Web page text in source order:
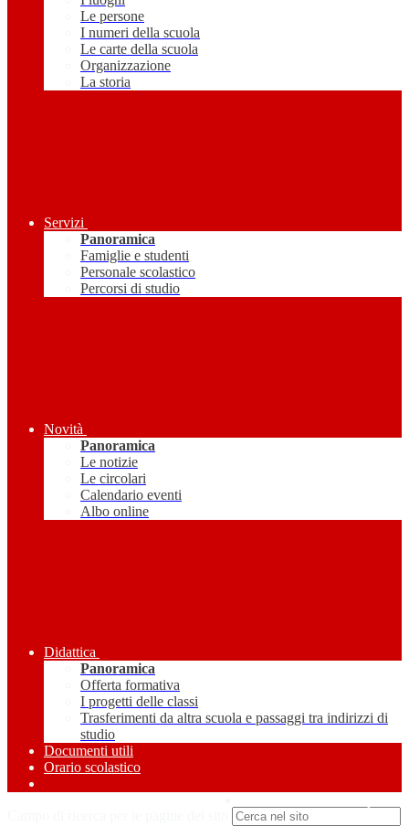
Le persone
I numeri della scuola
Le carte della scuola
Organizzazione
La storia
Servizi
Panoramica
Famiglie e studenti
Personale scolastico
Percorsi di studio
Novità
Panoramica
Le notizie
Le circolari
Calendario eventi
Albo online
Didattica
Panoramica
Offerta formativa
I progetti delle classi
Trasferimenti da altra scuola e passaggi tra indirizzi di
studio
Documenti utili
Orario scolastico